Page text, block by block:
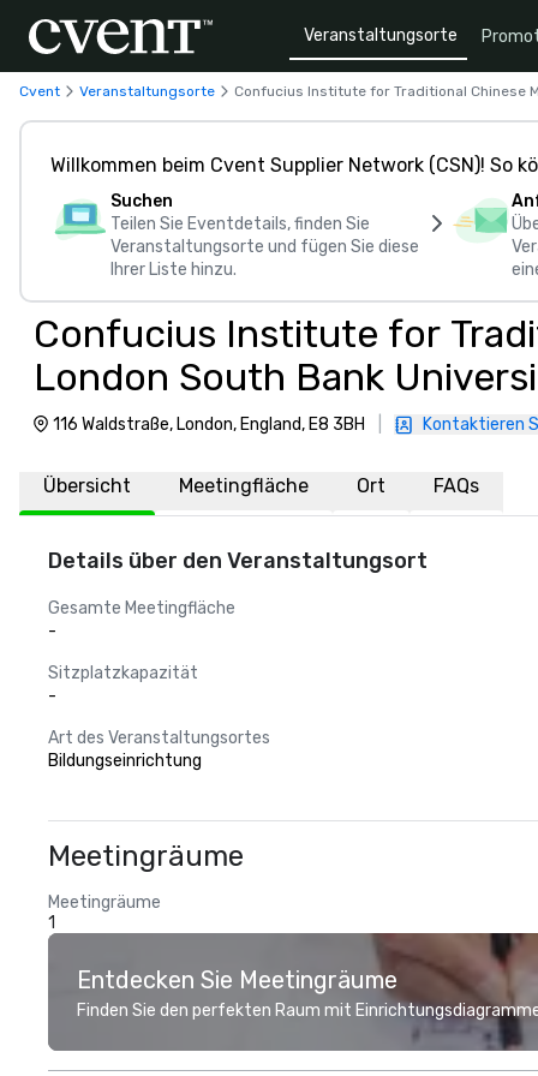
Veranstaltungsorte
Cvent Veranstaltungsorte Confucius Institute for Traditional Chinese
Willkommen beim Cvent Supplier Network (CSN)! So
Suchen
Teilen Sie Eventdetails, finden Sie
Veranstaltungsorte und fügen Sie diese
Ihrer Liste hinzu.
Confucius Institute for
London South Bank
116 Waldstraße, London, England, E8 3BH Kontaktieren
Übersicht Meetingfläche Ort FAQs
Details über den Veranstaltungsort
Gesamte Meetingfläche
-
Sitzplatzkapazität
-
Art des Veranstaltungsortes
Bildungseinrichtung
Meetingräume
Meetingräume
1
Entdecken Sie Meetingräume
Finden Sie den perfekten Raum mit